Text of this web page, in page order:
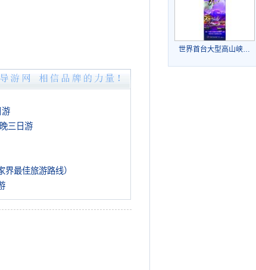
游
三日游
最佳旅游路线）
世界首台大型高山峡…